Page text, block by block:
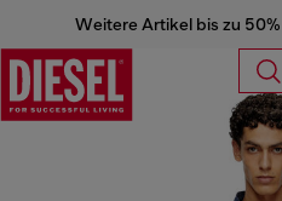
Weitere Artikel bis zu